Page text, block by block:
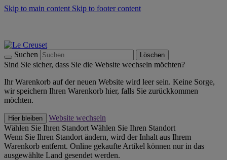
Skip to main content Skip to footer content
Suchen Löschen
Sind Sie sicher, dass Sie die Website wechseln möchten?
Ihr Warenkorb auf der neuen Website wird leer sein. Keine Sorge,
wir speichern Ihren Warenkorb hier, falls Sie zurückkommen
möchten.
Hier bleiben
Website wechseln
Wählen Sie Ihren Standort Wählen Sie Ihren Standort
Wenn Sie Ihren Standort ändern, wird der Inhalt aus Ihrem
Warenkorb entfernt. Online gekaufte Artikel können nur in das
ausgewählte Land gesendet werden.